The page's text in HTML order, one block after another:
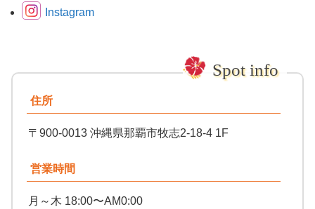
Instagram
住所
〒900-0013 沖縄県那覇市牧志2-18-4 1F
営業時間
月～木 18:00〜AM0:00